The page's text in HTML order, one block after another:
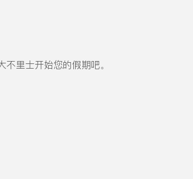
里士开始您的假期吧。